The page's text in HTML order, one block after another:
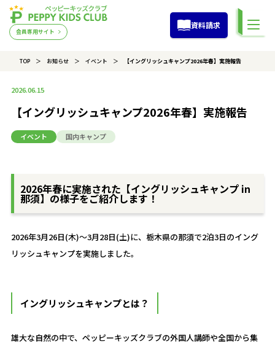
会員専用サイト
資料請求
TOP お知らせ イベント 【イングリッシュキャンプ2026年春】実施報告
2026.06.15
【イングリッシュキャンプ2026年春】実施報告
イベント 国内キャンプ
2026年春に実施された【イングリッシュキャンプ in
那須】の様子をご紹介します！
2026年3月26日(木)～3月28日(土)に、栃木県の那須で2泊3日のイング
リッシュキャンプを実施しました。
イングリッシュキャンプとは？
雄大な自然の中で、ペッピーキッズクラブの外国人講師や全国から集